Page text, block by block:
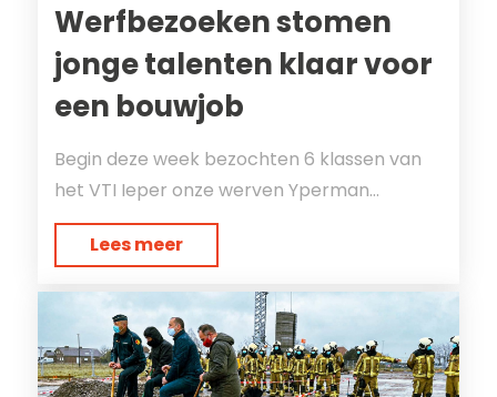
Werfbezoeken stomen
jonge talenten klaar voor
een bouwjob
Begin deze week bezochten 6 klassen van
het VTI Ieper onze werven Yperman...
Lees meer